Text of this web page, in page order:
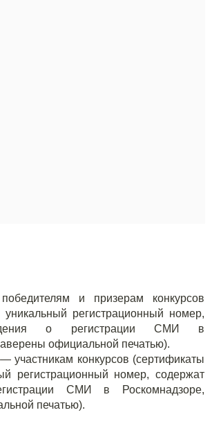
и призерам конкурсов
регистрационный номер,
о регистрации СМИ в
официальной печатью).
— участникам конкурсов (сертификаты
регистрационный номер, содержат
СМИ в Роскомнадзоре,
печатью).